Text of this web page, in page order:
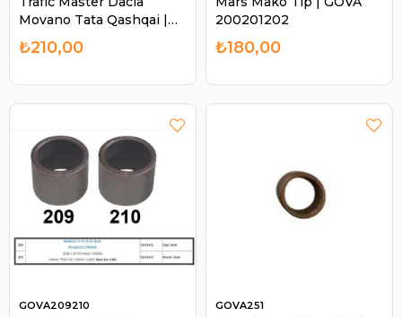
Movano Tata Qashqai |
GOVA 197198199
₺210,00
200201202
₺180,00
GOVA209210 GOVA251